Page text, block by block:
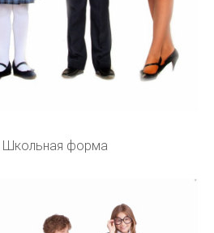
Школьная форма